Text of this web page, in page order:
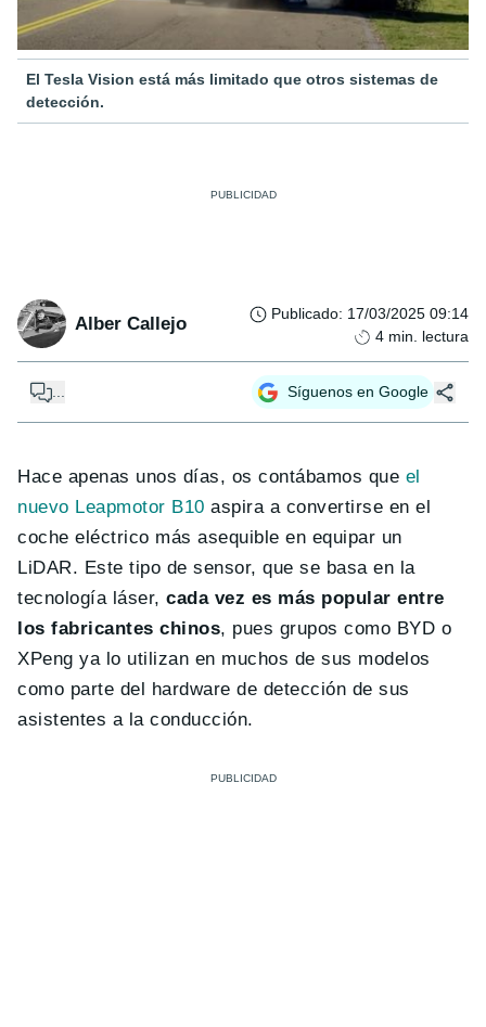
El Tesla Vision está más limitado que otros sistemas de
detección.
Alber Callejo Publicado: 17/03/2025 09:14
4 min. lectura
... Síguenos en Google
Hace apenas unos días, os contábamos que el
nuevo Leapmotor B10 aspira a convertirse en el
coche eléctrico más asequible en equipar un
LiDAR. Este tipo de sensor, que se basa en la
tecnología láser,cada vez es más popular entre
los fabricantes chinos, pues grupos como BYD o
XPeng ya lo utilizan en muchos de sus modelos
como parte del hardware de detección de sus
asistentes a la conducción.